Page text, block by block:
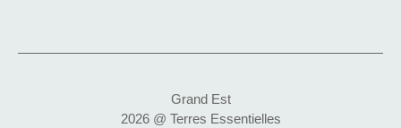
Grand Est
2026 @ Terres Essentielles